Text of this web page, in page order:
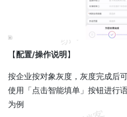
【配置/操作说明 】
按企业按对象灰度，灰度完成后
使用「点击智能填单」按钮进行
为例